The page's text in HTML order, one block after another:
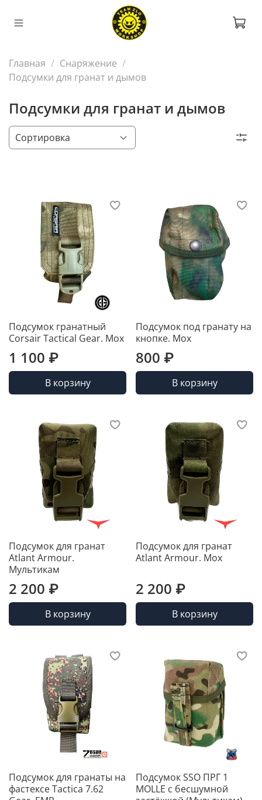
Главная
Снаряжение
Подсумки для гранат и дымов
Подсумки для гранат и дымов
Подсумок гранатный
Corsair Tactical Gear. Мох
1 100 ₽
В корзину
Подсумок под гранату на
кнопке. Мох
800 ₽
В корзину
Подсумок для гранат
Atlant Armour.
Мультикам
2 200 ₽
В корзину
Подсумок для гранат
Atlant Armour. Мох
2 200 ₽
В корзину
Подсумок для гранаты на
фастексе Tactica 7.62
Подсумок SSO ПРГ 1
MOLLE с бесшумной